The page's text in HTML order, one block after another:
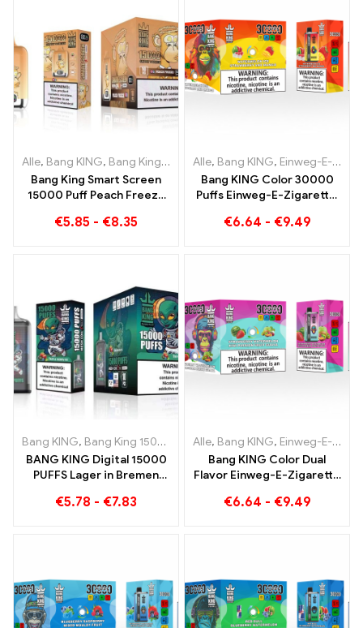
Alle, Bang KING, Bang King Smart Screen 15000 Puff ,Einweg-E-
Bang King Smart Screen
15000 Puff Peach Freeze
€5.85 - €8.35
Alle, Bang KING, Einweg-E-Zigaretten Litauen
Bang KING Color 30000
Puffs Einweg-E-Zigarette.
aus kühlem
€6.64 - €9.49
Bang KING, Bang King 15000 Puffs ,Einweg E-zigarette mit Nikotin
BANG KING Digital 15000
PUFFS Lager in Bremen
Genuss
€5.78 - €7.83
Alle, Bang KING, Einweg-E-Zigaretten Litauen
Bang KING Color Dual
Flavor Einweg-E-Zigarette
Geschmack mit
€6.64 - €9.49